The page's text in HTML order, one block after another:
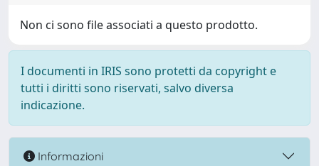
Non ci sono file associati a questo prodotto.
I documenti in IRIS sono protetti da copyright e
tutti i diritti sono riservati, salvo diversa
indicazione.
Informazioni